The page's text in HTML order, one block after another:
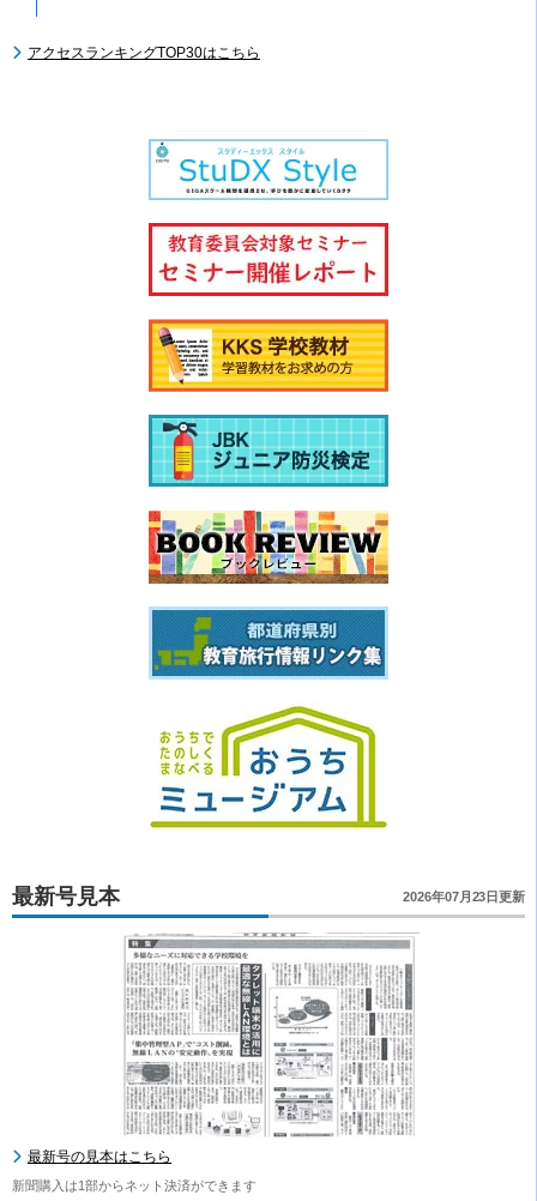
アクセスランキングTOP30はこちら
最新号見本 2026年07月23日更新
最新号の見本はこちら
新聞購入は1部からネット決済ができます